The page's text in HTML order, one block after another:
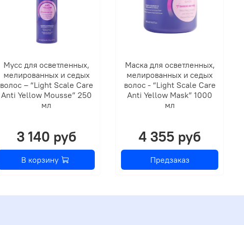
Мусс для осветленных,
мелированных и седых
волос – “Light Scale Care
Anti Yellow Mousse” 250
мл
3 140 руб
В корзину
Маска для осветленных,
мелированных и седых
волос - “Light Scale Care
Anti Yellow Mask” 1000
мл
4 355 руб
Предзаказ